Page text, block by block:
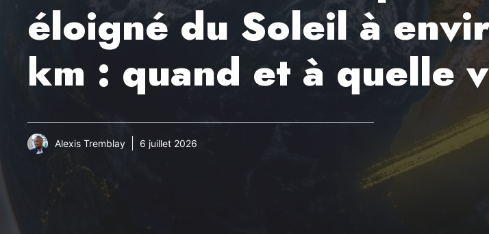
éloigné du Soleil à
km : quand et à quelle
Alexis Tremblay 6 juillet 2026